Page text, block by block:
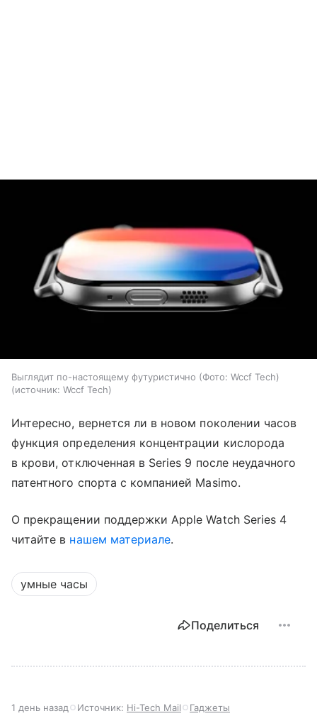
Выглядит по-настоящему футуристично (Фото: Wccf Tech)
источник: Wccf Tech
Интересно, вернется ли в новом поколении часов
функция определения концентрации кислорода
в крови, отключенная в Series 9 после неудачного
патентного спорта с компанией Masimo.
О прекращении поддержки Apple Watch Series 4
читайте в нашем материале.
умные часы
Поделиться
1 день назад Источник: Hi-Tech Mail Гаджеты